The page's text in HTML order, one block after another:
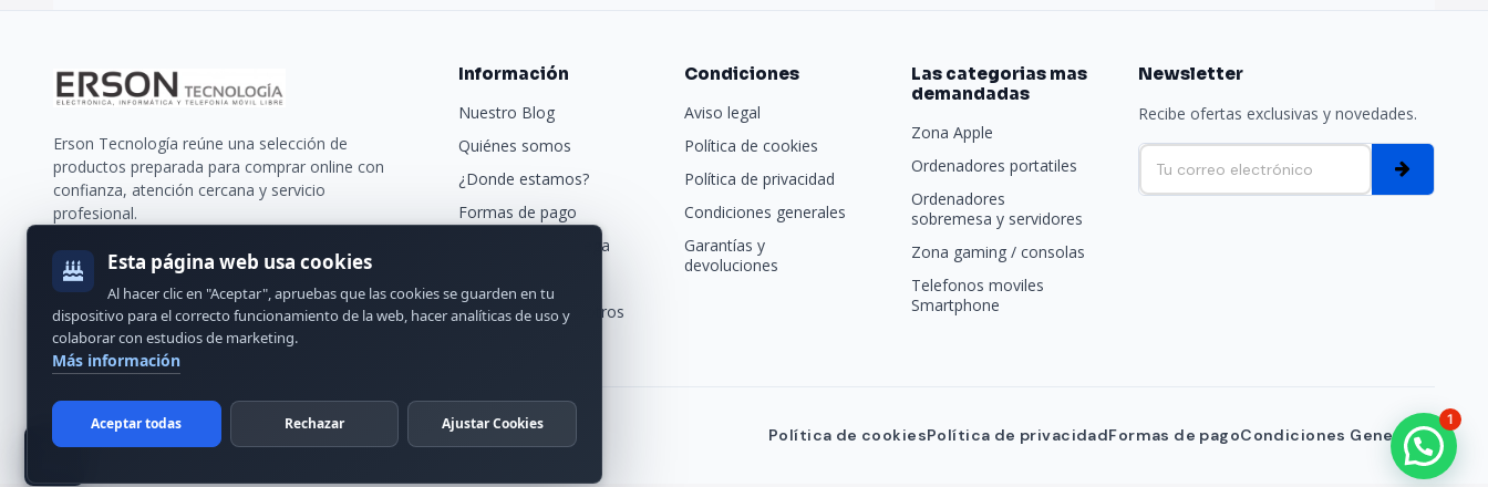
Erson Tecnología reúne una selección de
productos preparada para comprar online con
confianza, atención cercana y servicio
profesional.
Información
Nuestro Blog
Quiénes somos
¿Donde estamos?
Formas de pago
Transporte y entrega
Contacta con nosotros
Condiciones
Aviso legal
Política de cookies
Política de privacidad
Condiciones generales
Garantías y
devoluciones
Las categorias mas
demandadas
Zona Apple
Ordenadores portatiles
Ordenadores
sobremesa y servidores
Zona gaming / consolas
Telefonos moviles
Smartphone
Newsletter
Recibe ofertas exclusivas y novedades.
© 2024 Erson Tecnología. Todos los derechos reservados. Política de cookiesPolítica de privacidadFormas de pagoCondiciones Generales
1
¡Hola! ¿en qué puedo ayudarte?
Esta página web usa cookies
Al hacer clic en "Aceptar", apruebas que las cookies se guarden en tu
dispositivo para el correcto funcionamiento de la web, hacer analíticas de uso y
colaborar con estudios de marketing.
Más información
Aceptar todas Rechazar Ajustar Cookies